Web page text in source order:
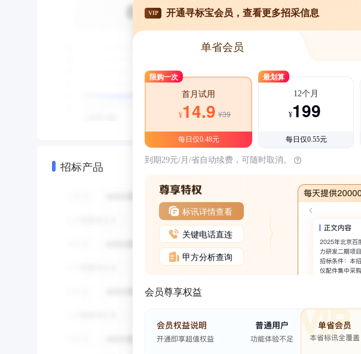
招标产品
VIP 开通寻标宝会员，查看更多招采信息
单省会员
限购一次
首月试用
¥14.9 ¥39
每日仅0.48元
最划算
12个月
¥199
每日仅0.55元
到期29元/月/省自动续费，可随时取消。
标讯详情查看
关键电话直连
甲方分析查询
会员尊享权益